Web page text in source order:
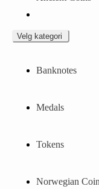
Velg kategori
Banknotes
Medals
Tokens
Norwegian